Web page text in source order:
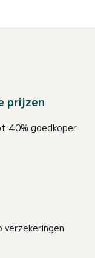
prijzen
40% goedkoper